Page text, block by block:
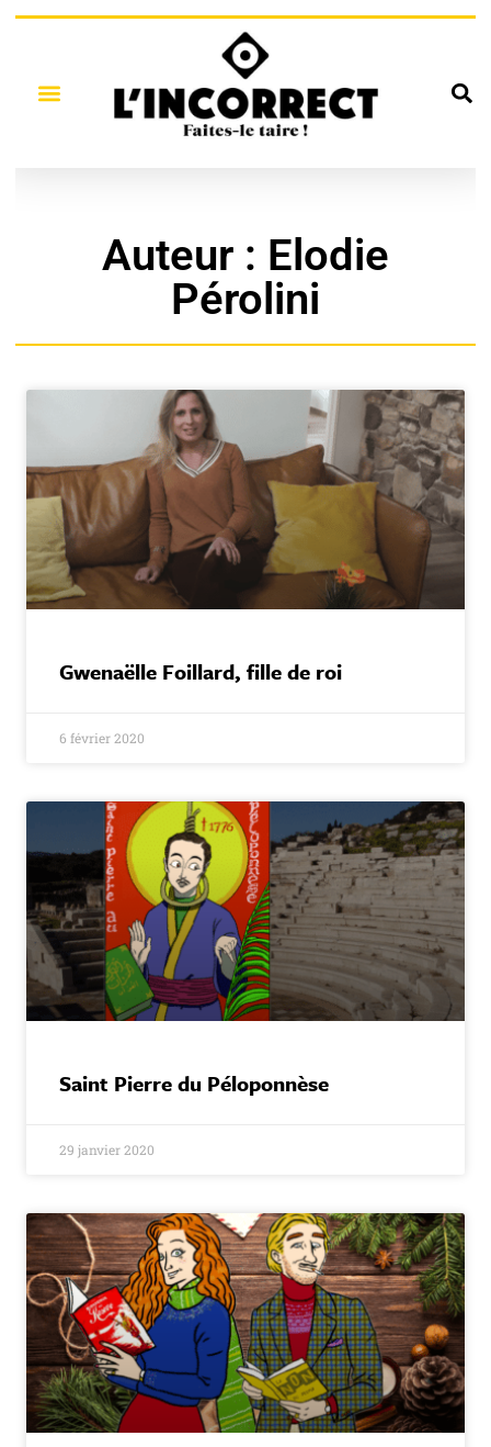
Auteur : Elodie
Pérolini
Gwenaëlle Foillard, fille de roi
6 février 2020
Saint Pierre du Péloponnèse
29 janvier 2020